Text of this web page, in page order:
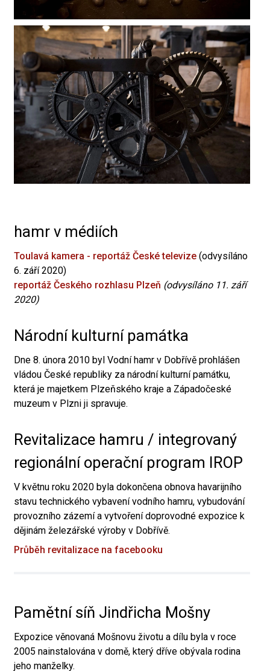
hamr v médiích
Toulavá kamera - reportáž České televize (odvysíláno
6. září 2020)
reportáž Českého rozhlasu Plzeň (odvysíláno 11. září
2020)
Národní kulturní památka
Dne 8. února 2010 byl Vodní hamr v Dobřívě prohlášen
vládou České republiky za národní kulturní památku,
která je majetkem Plzeňského kraje a Západočeské
muzeum v Plzni ji spravuje.
Revitalizace hamru / integrovaný
regionální operační program IROP
V květnu roku 2020 byla dokončena obnova havarijního
stavu technického vybavení vodního hamru, vybudování
provozního zázemí a vytvoření doprovodné expozice k
dějinám železářské výroby v Dobřívě.
Průběh revitalizace na facebooku
Pamětní síň Jindřicha Mošny
Expozice věnovaná Mošnovu životu a dílu byla v roce
2005 nainstalována v domě, který dříve obývala rodina
jeho manželky.